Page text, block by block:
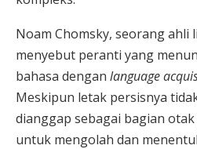
Noam Chomsky, seorang
menyebut peranti yang
bahasa dengan language
Meskipun letak persisnya
dianggap sebagai bagian
untuk mengolah dan